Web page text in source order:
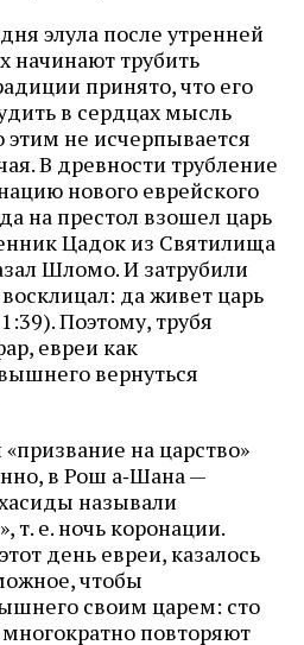
элула после утренней
начинают трубить
принято, что его
в сердцах мысль
этим не исчерпывается
В древности трубление
нового еврейского
на престол взошел царь
Цадок из Святилища
Шломо. И затрубили
да живет царь
Поэтому, трубя
евреи как
вернуться
на царство»
в Рош а‑Шана —
называли
т. е. ночь коронации.
день евреи, казалось
чтобы
своим царем: сто
повторяют
в вашем
журнала ЛЕХАИМ и получайте
с сайта по электронной
почте